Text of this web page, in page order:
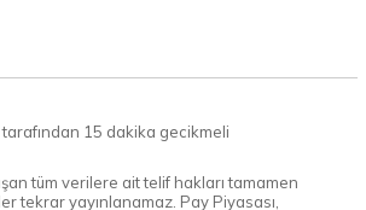
15 dakika gecikmeli
tüm verilere ait telif hakları tamamen
tekrar yayınlanamaz. Pay Piyasası,